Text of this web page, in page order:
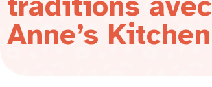
Anne’s Kitchen